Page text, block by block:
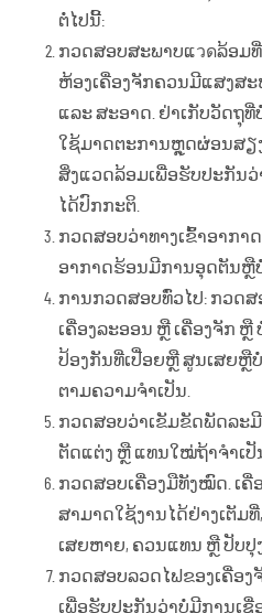
ຕໍ່ໄປນີ້:
ກວດສອບສະພາບແวดລ້ອມທີ່
ຫ້ອງເຄື່ອງຈັກຄວນມີແສງສະ
ແລະ ສະອາດ. ຢ່າເກັບວັດຖຸ
ໃຊ້ມາດຕະການຫຼຸດຜ່ອນສຽ
ສິ່ງແວດລ້ອມເພື່ອຮັບປະກັນວ່
ໄດ້ປົກກະຕິ.
ກວດສອບວ່າທາງເຂົ້າອາກາ
ອາກາດຮ້ອນມີການອຸດຕັນຫຼື
ການກວດສອບທົ່ວໄປ: ກວດ
ເຄື່ອງລະອອນ ຫຼື ເຄື່ອງຈັກ
ປ້ອງກັນທີ່ເປື່ອຍຫຼື ສູນເສຍຫຼື
ຕາມຄວາມຈຳເປັນ.
ກວດສອບວ່າເຂັມຂັດພັດລະ
ຕັດແຕ່ງ ຫຼື ແທນໃໝ່ຖ້າຈຳເປັ
ກວດສອບເຄື່ອງມືທັງໝົດ. ເ
ສາມາດໃຊ້ງານໄດ້ຢ່າງເຕັມ
ເສຍຫາຍ, ຄວນແທນ ຫຼື ປັບປຸ
ກວດສອບລວດໄຟຂອງເຄື່ອ
ເພື່ອຮັບປະກັນວ່າບໍ່ມີການເຊື່